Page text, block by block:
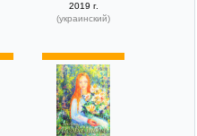
2019 г.
(украинский)